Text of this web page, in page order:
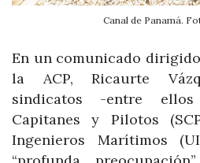
Canal de Panamá.
En un comunicado
la ACP, Ricaurte
sindicatos -entre
Capitanes y Pilotos
Ingenieros Marítimos